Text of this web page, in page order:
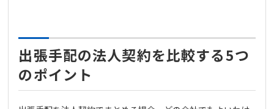
出張手配の法人契約を比較する5つ
のポイント